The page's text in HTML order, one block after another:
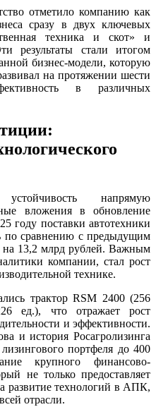
отметило компанию как
сразу в двух ключевых
техника и скот» и
результаты стали итогом
бизнес-модели, которую
на протяжении шести
в различных
напрямую
вложения в обновление
году поставки автотехники
по сравнению с предыдущим
на 13,2 млрд рублей. Важным
компании, стал рост
технике.
трактор RSM 2400 (256
ед.), что отражает рост
и эффективности.
и история Росагролизинга
портфеля до 400
крупного финансово-
не только предоставляет
развитие технологий в АПК,
отрасли.